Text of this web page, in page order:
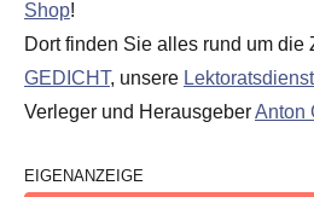
Shop!
Dort finden Sie alles rund um die
GEDICHT, unsere
Verleger und HerausgeberAnton
EIGENANZEIGE